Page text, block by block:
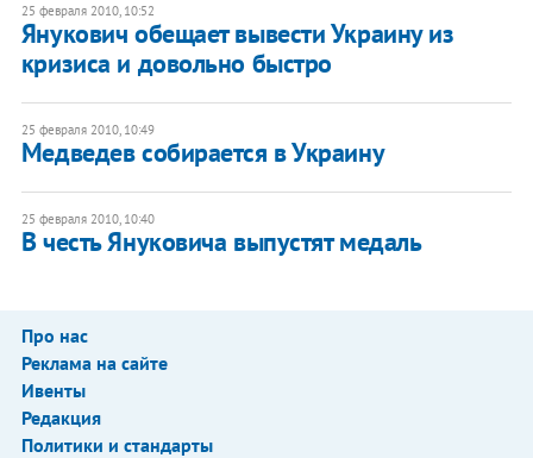
25 февраля 2010, 10:52
Янукович обещает вывести Украину из
кризиса и довольно быстро
25 февраля 2010, 10:49
Медведев собирается в Украину
25 февраля 2010, 10:40
В честь Януковича выпустят медаль
Про нас
Реклама на сайте
Ивенты
Редакция
Политики и стандарты